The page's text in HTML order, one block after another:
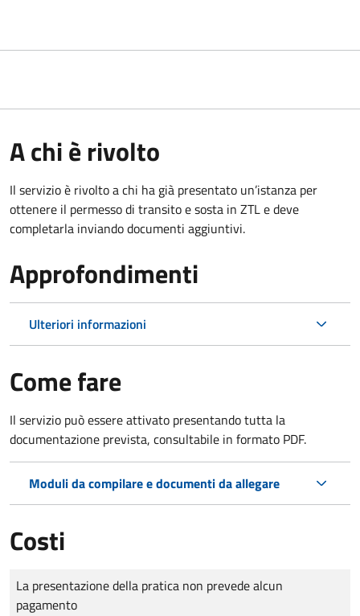
A chi è rivolto
Il servizio è rivolto a chi ha già presentato un’istanza per
ottenere il permesso di transito e sosta in ZTL e deve
completarla inviando documenti aggiuntivi.
Approfondimenti
Ulteriori informazioni
Come fare
Il servizio può essere attivato presentando tutta la
documentazione prevista, consultabile in formato PDF.
Moduli da compilare e documenti da allegare
Costi
Tipo di pagamento
Importo
La presentazione della pratica non prevede alcun
pagamento